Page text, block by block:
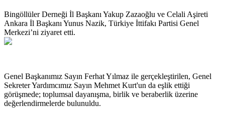
Bingöllüler Derneği İl Başkanı Yakup Zazaoğlu ve Celali Aşireti
Ankara İl Başkanı Yunus Nazik, Türkiye İttifakı Partisi Genel
Merkezi’ni ziyaret etti.
Genel Başkanımız Sayın Ferhat Yılmaz ile gerçekleştirilen, Genel
Sekreter Yardımcımız Sayın Mehmet Kurt'un da eşlik ettiği
görüşmede; toplumsal dayanışma, birlik ve beraberlik üzerine
değerlendirmelerde bulunuldu.